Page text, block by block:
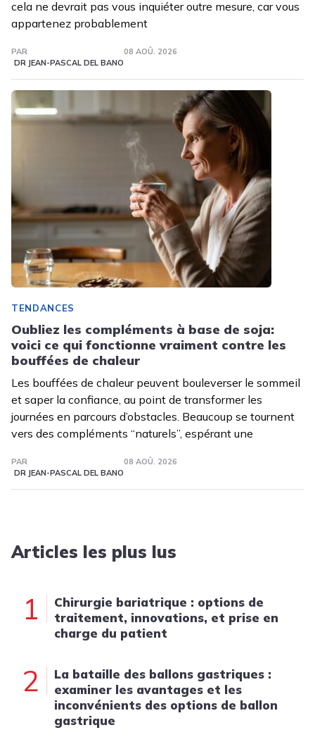
cela ne devrait pas vous inquiéter outre mesure, car vous
appartenez probablement
PAR
DR JEAN-PASCAL DEL BANO
08 AOÛ. 2026
TENDANCES
Oubliez les compléments à base de soja:
voici ce qui fonctionne vraiment contre les
bouffées de chaleur
Les bouffées de chaleur peuvent bouleverser le sommeil
et saper la confiance, au point de transformer les
journées en parcours d’obstacles. Beaucoup se tournent
vers des compléments “naturels”, espérant une
PAR
DR JEAN-PASCAL DEL BANO
08 AOÛ. 2026
Articles les plus lus
1
Chirurgie bariatrique : options de
traitement, innovations, et prise en
charge du patient
2
La bataille des ballons gastriques :
examiner les avantages et les
inconvénients des options de ballon
gastrique